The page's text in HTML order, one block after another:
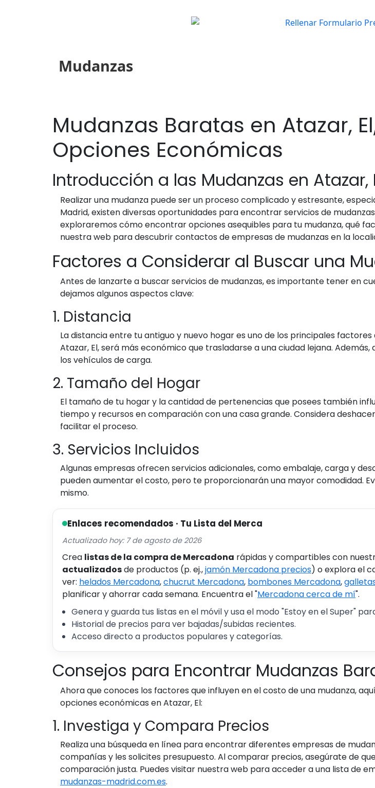
Mudanzas
Mudanzas Baratas en Atazar,
Opciones Económicas
Introducción a las Mudanzas en Atazar,
Realizar una mudanza puede ser un proceso complicado y estresante,
Madrid, existen diversas oportunidades para encontrar servicios de
exploraremos cómo encontrar opciones asequibles para tu mudanza, qué
nuestra web para descubrir contactos de empresas de mudanzas en la
Factores a Considerar al Buscar una
Antes de lanzarte a buscar servicios de mudanzas, es importante tener en
dejamos algunos aspectos clave:
1. Distancia
La distancia entre tu antiguo y nuevo hogar es uno de los principales
Atazar, El, será más económico que trasladarse a una ciudad lejana.
los vehículos de carga.
2. Tamaño del Hogar
El tamaño de tu hogar y la cantidad de pertenencias que posees también
tiempo y recursos en comparación con una casa grande. Considera
facilitar el proceso.
3. Servicios Incluidos
Algunas empresas ofrecen servicios adicionales, como embalaje, carga y
pueden aumentar el costo, pero te proporcionarán una mayor comodidad.
mismo.
Enlaces recomendados · Tu Lista del Merca
Actualizado hoy: 7 de agosto de 2026
Crea listas de la compra de Mercadona rápidas y compartibles con
actualizadosde productos (p. ej.,jamón Mercadona precios) o explora el
ver: helados Mercadona,chucrut Mercadona, bombones Mercadona,
planificar y ahorrar cada semana. Encuentra el "Mercadona cerca de mí".
Genera y guarda tus listas en el móvil y usa el modo "Estoy en el Super"
Historial de precios para ver bajadas/subidas recientes.
Acceso directo a productos populares y categorías.
Consejos para Encontrar Mudanzas
Ahora que conoces los factores que influyen en el costo de una mudanza,
opciones económicas en Atazar, El:
1. Investiga y Compara Precios
Realiza una búsqueda en línea para encontrar diferentes empresas de
compañías y les solicites presupuesto. Al comparar precios, asegúrate de
comparación justa. Puedes visitar nuestra web para acceder a una lista de
mudanzas-madrid.com.es.